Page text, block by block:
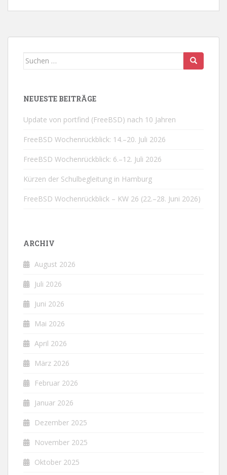
Suchen
NEUESTE BEITRÄGE
Update von portfind (FreeBSD) nach 10 Jahren
FreeBSD Wochenrückblick: 14.–20. Juli 2026
FreeBSD Wochenrückblick: 6.–12. Juli 2026
Kürzen der Schulbegleitung in Hamburg
FreeBSD Wochenrückblick – KW 26 (22.–28. Juni 2026)
ARCHIV
August 2026
Juli 2026
Juni 2026
Mai 2026
April 2026
März 2026
Februar 2026
Januar 2026
Dezember 2025
November 2025
Oktober 2025